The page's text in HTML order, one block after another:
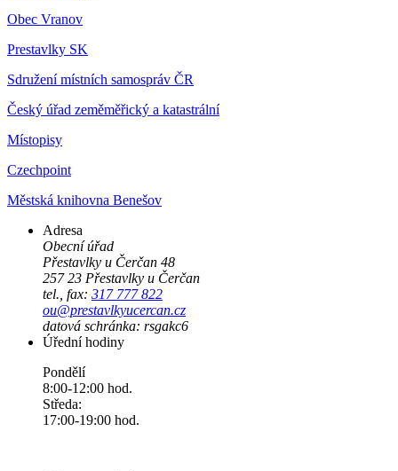
Obec Vranov
Prestavlky SK
Sdružení místních samospráv ČR
Český úřad zeměměřický a katastrální
Místopisy
Czechpoint
Městská knihovna Benešov
Adresa
Obecní úřad
Přestavlky u Čerčan 48
257 23 Přestavlky u Čerčan
tel., fax: 317 777 822
ou@prestavlkyucercan.cz
datová schránka: rsgakc6
Úřední hodiny
Pondělí
8:00-12:00 hod.
Středa:
17:00-19:00 hod.